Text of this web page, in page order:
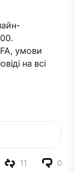
умови
на всі
0
11